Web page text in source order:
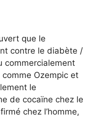
que le
contre le diabète /
commercialement
Ozempic et
le
de cocaïne chez le
chez l’homme,